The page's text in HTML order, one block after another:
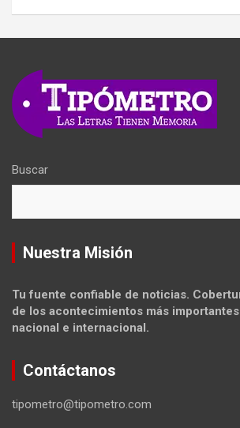
Buscar
Nuestra Misión
Tu fuente confiable de noticias.
de los acontecimientos más
nacional e internacional.
Contáctanos
tipometro@tipometro.com